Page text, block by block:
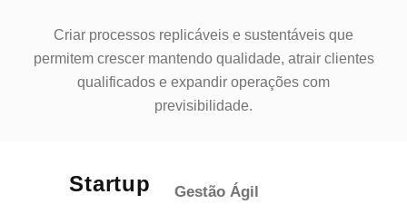
Criar processos replicáveis e sustentáveis que
permitem crescer mantendo qualidade, atrair clientes
qualificados e expandir operações com
previsibilidade.
Startup Gestão Ágil